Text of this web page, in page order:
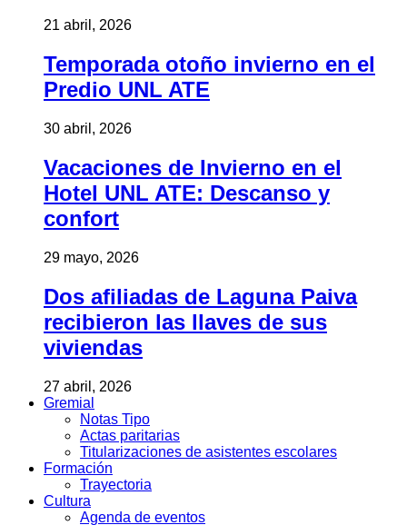
21 abril, 2026
Temporada otoño invierno en el
Predio UNL ATE
30 abril, 2026
Vacaciones de Invierno en el
Hotel UNL ATE: Descanso y
confort
29 mayo, 2026
Dos afiliadas de Laguna Paiva
recibieron las llaves de sus
viviendas
27 abril, 2026
Gremial
Notas Tipo
Actas paritarias
Titularizaciones de asistentes escolares
Formación
Trayectoria
Cultura
Agenda de eventos